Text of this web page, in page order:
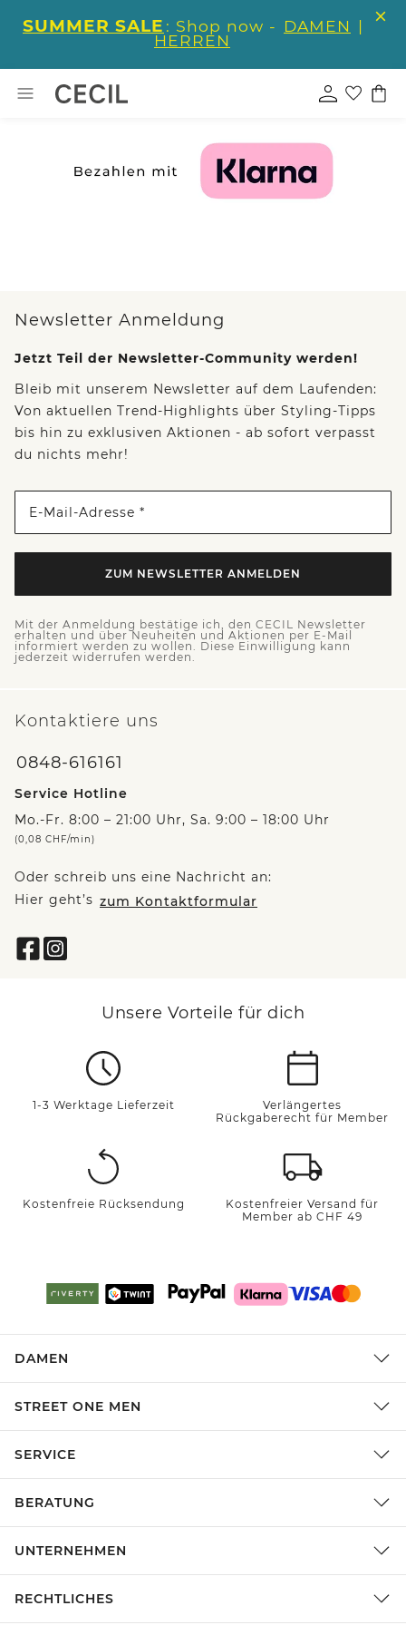
SUMMER SALE : Shop now - DAMEN |
HERREN
Newsletter Anmeldung
Jetzt Teil der Newsletter-Community werden!
Bleib mit unserem Newsletter auf dem Laufenden:
Von aktuellen Trend-Highlights über Styling-Tipps
bis hin zu exklusiven Aktionen - ab sofort verpasst
du nichts mehr!
E-Mail-Adresse *
ZUM NEWSLETTER ANMELDEN
Mit der Anmeldung bestätige ich, den CECIL Newsletter
erhalten und über Neuheiten und Aktionen per E-Mail
informiert werden zu wollen. Diese Einwilligung kann
jederzeit widerrufen werden.
Kontaktiere uns
0848-616161
Service Hotline
Mo.-Fr. 8:00 – 21:00 Uhr, Sa. 9:00 – 18:00 Uhr
(0,08 CHF/min)
Oder schreib uns eine Nachricht an:
Hier geht’s zum Kontaktformular
Unsere Vorteile für dich
1-3 Werktage Lieferzeit
Verlängertes
Rückgaberecht für Member
Kostenfreie Rücksendung
Kostenfreier Versand für
Member ab CHF 49
DAMEN
STREET ONE MEN
SERVICE
BERATUNG
UNTERNEHMEN
RECHTLICHES